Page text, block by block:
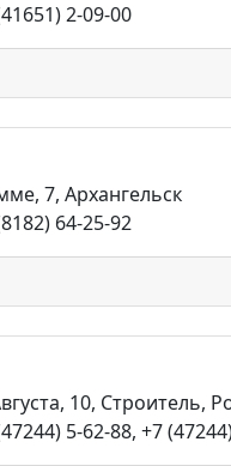
2-09-00
7, Архангельск
64-25-92
10, Строитель,
5-62-88, +7